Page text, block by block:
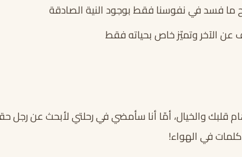
ما فسد في نفوسنا فقط بوجود النية الصادقة
الآخر وتميّز خاص بحياته فقط
قلبك والخيال، أمّا أنا سأمضي في رحلتي لأبحث عن رجل
كلمات في الهواء!